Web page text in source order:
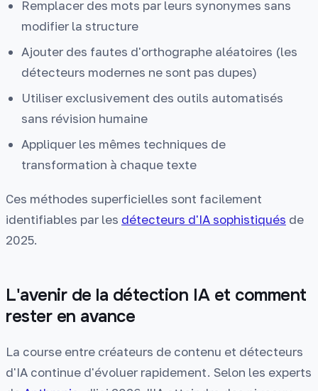
Remplacer des mots par leurs synonymes sans
modifier la structure
Ajouter des fautes d'orthographe aléatoires (les
détecteurs modernes ne sont pas dupes)
Utiliser exclusivement des outils automatisés
sans révision humaine
Appliquer les mêmes techniques de
transformation à chaque texte
Ces méthodes superficielles sont facilement
identifiables par les détecteurs d'IA sophistiqués de
2025.
L'avenir de la détection IA et comment
rester en avance
La course entre créateurs de contenu et détecteurs
d'IA continue d'évoluer rapidement. Selon les experts